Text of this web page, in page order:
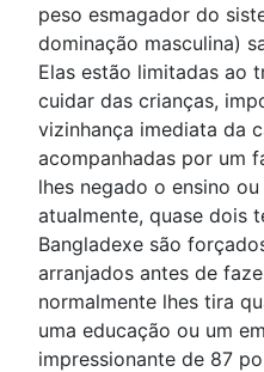
peso esmagador do
dominação masculina)
Elas estão limitadas ao
cuidar das crianças,
vizinhança imediata da
acompanhadas por um
lhes negado o ensino
atualmente, quase dois
Bangladexe são
arranjados antes de
normalmente lhes tira
uma educação ou um
impressionante de 87